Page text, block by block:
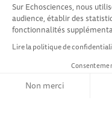
Sur Echosciences, nous
audience, établir des
fonctionnalités
Lire la politique de
Non merci
La plateforme
amateurs de sciences
est propulsée par
soutien de nombreux
par les